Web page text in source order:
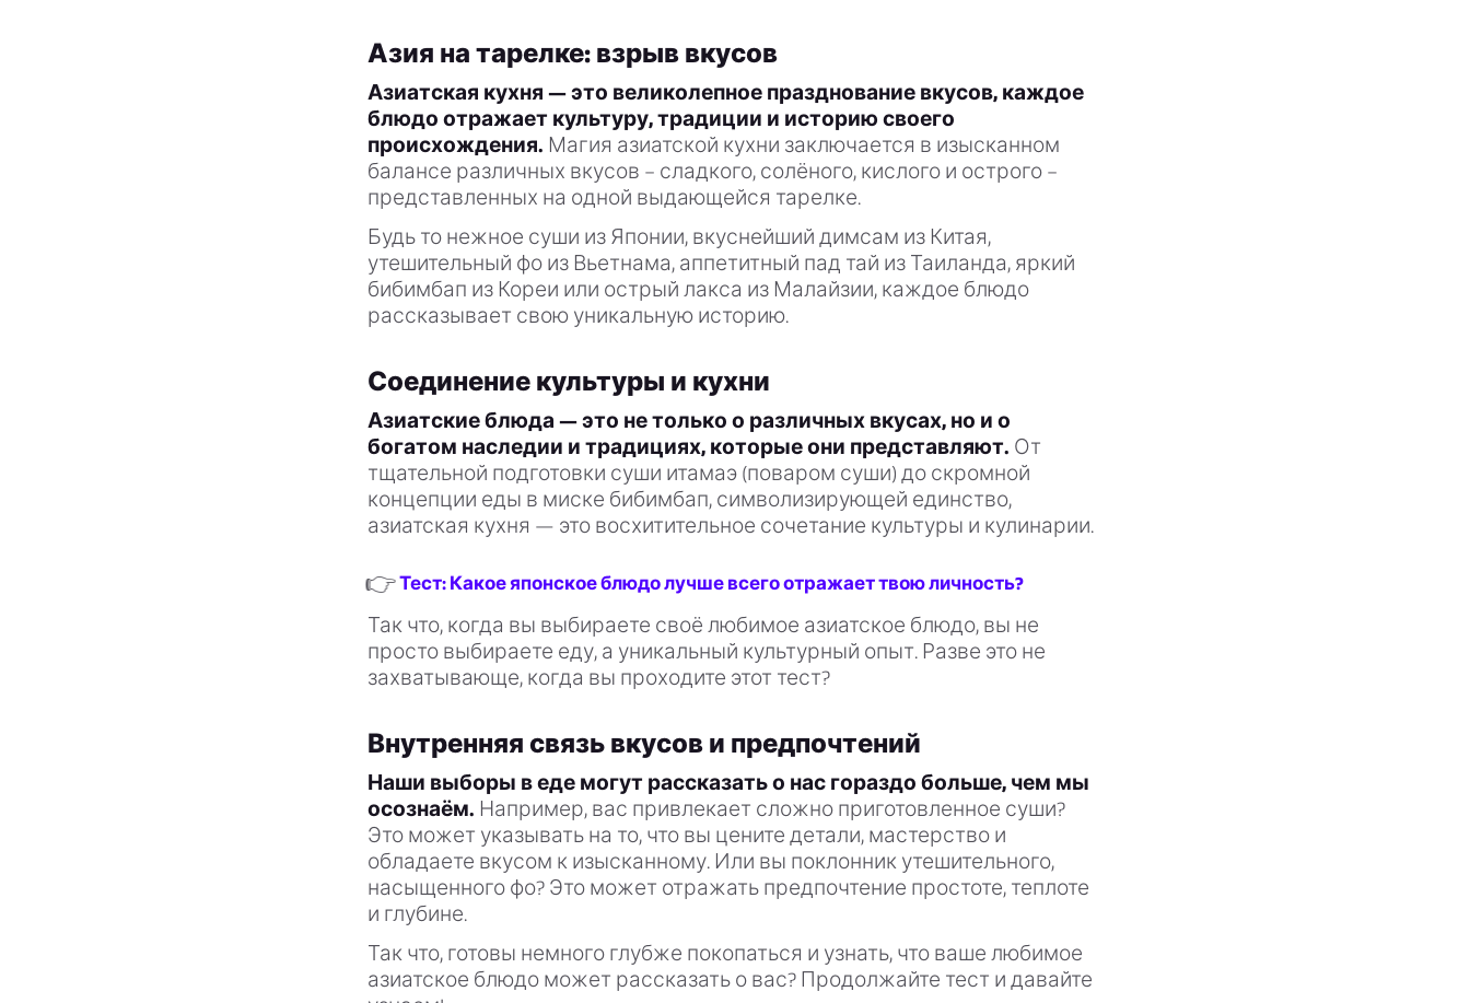
Азия на тарелке: взрыв вкусов
Азиатская кухня — это великолепное празднование вкусов, каждое
блюдо отражает культуру, традиции и историю своего
происхождения. Магия азиатской кухни заключается в изысканном
балансе различных вкусов – сладкого, солёного, кислого и острого –
представленных на одной выдающейся тарелке.
Будь то нежное суши из Японии, вкуснейший димсам из Китая,
утешительный фо из Вьетнама, аппетитный пад тай из Таиланда, яркий
бибимбап из Кореи или острый лакса из Малайзии, каждое блюдо
рассказывает свою уникальную историю.
Соединение культуры и кухни
Азиатские блюда — это не только о различных вкусах, но и о
богатом наследии и традициях, которые они представляют. От
тщательной подготовки суши итамаэ (поваром суши) до скромной
концепции еды в миске бибимбап, символизирующей единство,
азиатская кухня — это восхитительное сочетание культуры и кулинарии.
👉Тест: Какое японское блюдо лучше всего отражает твою личность?
Так что, когда вы выбираете своё любимое азиатское блюдо, вы не
просто выбираете еду, а уникальный культурный опыт. Разве это не
захватывающе, когда вы проходите этот тест?
Внутренняя связь вкусов и предпочтений
Наши выборы в еде могут рассказать о нас гораздо больше, чем мы
осознаём. Например, вас привлекает сложно приготовленное суши?
Это может указывать на то, что вы цените детали, мастерство и
обладаете вкусом к изысканному. Или вы поклонник утешительного,
насыщенного фо? Это может отражать предпочтение простоте, теплоте
и глубине.
Так что, готовы немного глубже покопаться и узнать, что ваше любимое
азиатское блюдо может рассказать о вас? Продолжайте тест и давайте